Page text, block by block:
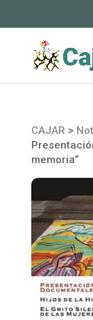
CAJAR >
memoria”